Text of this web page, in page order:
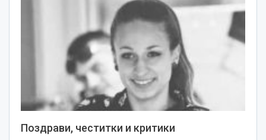
Поздрави, честитки и критики